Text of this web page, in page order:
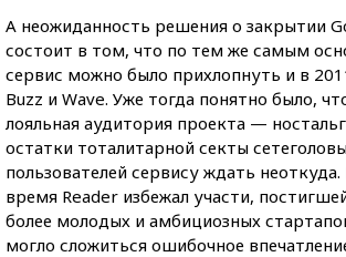
А неожиданность решения о закрытии
состоит в том, что по тем же самым
сервис можно было прихлопнуть и в
Buzz и Wave. Уже тогда понятно было,
лояльная аудитория проекта —
остатки тоталитарной секты
пользователей сервису ждать
время Reader избежал участи,
более молодых и амбициозных
могло сложиться ошибочное